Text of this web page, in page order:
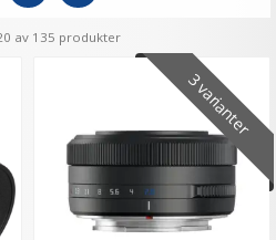
av 135 produkter
3 varianter